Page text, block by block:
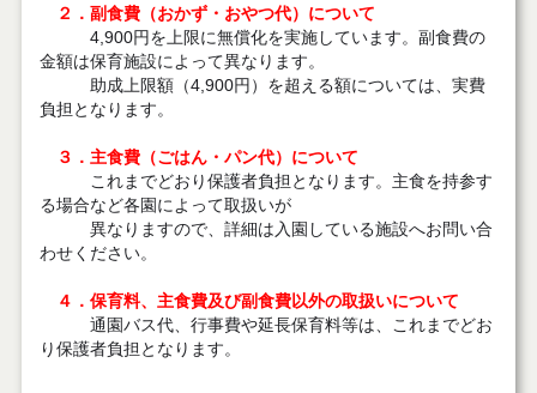
２．副食費（おかず・おやつ代）について
4,900円を上限に無償化を実施しています。副食費の
金額は保育施設によって異なります。
助成上限額（4,900円）を超える額については、実費
負担となります。
３．主食費（ごはん・パン代）について
これまでどおり保護者負担となります。主食を持参す
る場合など各園によって取扱いが
異なりますので、詳細は入園している施設へお問い合
わせください。
４．保育料、主食費及び副食費以外の取扱いについて
通園バス代、行事費や延長保育料等は、これまでどお
り保護者負担となります。